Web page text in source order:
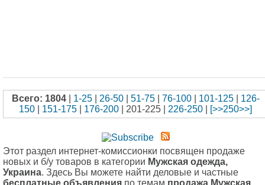
Всего: 1804| 1-25| 26-50| 51-75| 76-100| 101-125| 126-
150
151-175 176-200 | 201-225 | 226-250 [>>250>>]
Этот раздел интернет-комиссионки посвящен продаже
новых и б/у товаров в категории Мужская одежда,
Украина. Здесь Вы можете найти деловые и частные
бесплатные объявления по темам продажа Мужская